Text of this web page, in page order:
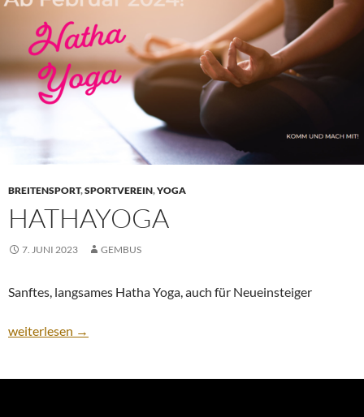
BREITENSPORT,SPORTVEREIN,YOGA
HATHAYOGA
7. JUNI 2023 GEMBUS
Sanftes, langsames Hatha Yoga, auch für Neueinsteiger
HathaYoga
weiterlesen →